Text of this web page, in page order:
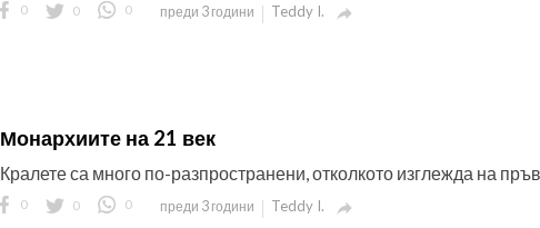
0 0 0 преди 3 години Teddy I. 
Монархиите на 21 век
Кралете са много по-разпространени, отколкото изглежда на пръв
0 0 0 преди 3 години Teddy I. 